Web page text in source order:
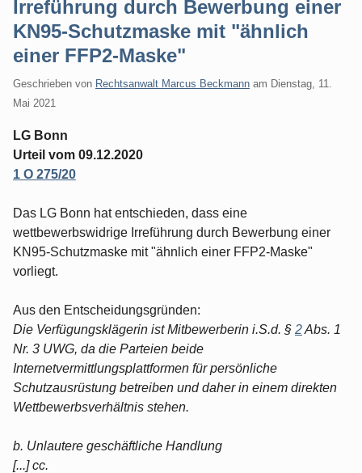
Irreführung durch Bewerbung einer
KN95-Schutzmaske mit "ähnlich
einer FFP2-Maske"
Geschrieben von Rechtsanwalt Marcus Beckmann am Dienstag, 11.
Mai 2021
LG Bonn
Urteil vom 09.12.2020
1 O 275/20
Das LG Bonn hat entschieden, dass eine
wettbewerbswidrige Irreführung durch Bewerbung einer
KN95-Schutzmaske mit "ähnlich einer FFP2-Maske"
vorliegt.
Aus den Entscheidungsgründen:
Die Verfügungsklägerin ist Mitbewerberin i.S.d. § 2Abs. 1
Nr. 3 UWG, da die Parteien beide
Internetvermittlungsplattformen für persönliche
Schutzausrüstung betreiben und daher in einem direkten
Wettbewerbsverhältnis stehen.
b. Unlautere geschäftliche Handlung
[...] cc.